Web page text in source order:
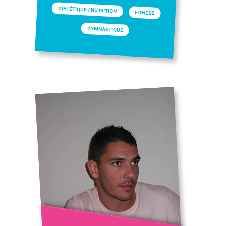
DIÉTÉTIQUE / NUTRITION FITNESS
GYMNASTIQUE